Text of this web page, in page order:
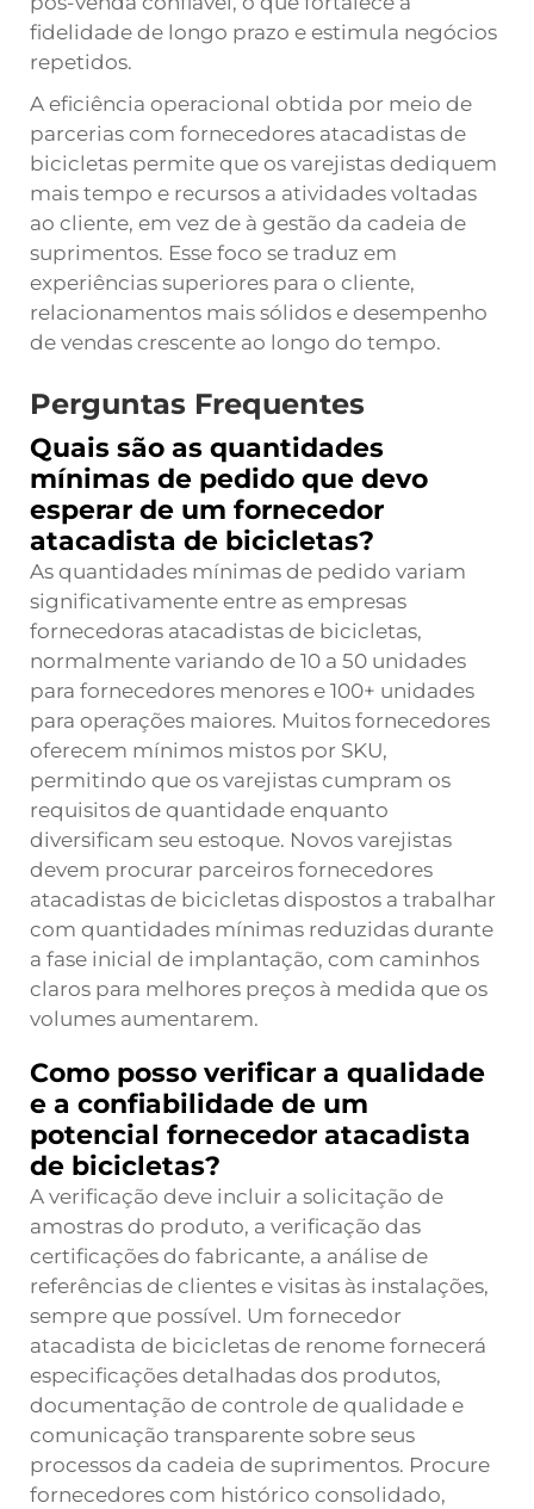
fidelidade de longo prazo e estimula negócios
repetidos.
A eficiência operacional obtida por meio de
parcerias com fornecedores atacadistas de
bicicletas permite que os varejistas dediquem
mais tempo e recursos a atividades voltadas
ao cliente, em vez de à gestão da cadeia de
suprimentos. Esse foco se traduz em
experiências superiores para o cliente,
relacionamentos mais sólidos e desempenho
de vendas crescente ao longo do tempo.
Perguntas Frequentes
Quais são as quantidades
mínimas de pedido que devo
esperar de um fornecedor
atacadista de bicicletas?
As quantidades mínimas de pedido variam
significativamente entre as empresas
fornecedoras atacadistas de bicicletas,
normalmente variando de 10 a 50 unidades
para fornecedores menores e 100+ unidades
para operações maiores. Muitos fornecedores
oferecem mínimos mistos por SKU,
permitindo que os varejistas cumpram os
requisitos de quantidade enquanto
diversificam seu estoque. Novos varejistas
devem procurar parceiros fornecedores
atacadistas de bicicletas dispostos a trabalhar
com quantidades mínimas reduzidas durante
a fase inicial de implantação, com caminhos
claros para melhores preços à medida que os
volumes aumentarem.
Como posso verificar a qualidade
e a confiabilidade de um
potencial fornecedor atacadista
de bicicletas?
A verificação deve incluir a solicitação de
amostras do produto, a verificação das
certificações do fabricante, a análise de
referências de clientes e visitas às instalações,
sempre que possível. Um fornecedor
atacadista de bicicletas de renome fornecerá
especificações detalhadas dos produtos,
documentação de controle de qualidade e
comunicação transparente sobre seus
processos da cadeia de suprimentos. Procure
fornecedores com histórico consolidado,